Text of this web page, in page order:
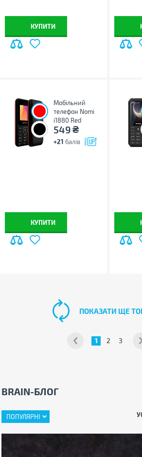
КУПИТИ
Мобільний
телефон Nomi
i1880 Red
549₴
+21 балів
КУПИТИ
1 2 3
ПОКАЗАТИ ЩЕ
BRAIN-БЛОГ
ПОПУЛЯРНІ